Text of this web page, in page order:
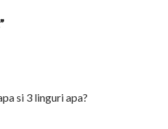
si 3 linguri apa?